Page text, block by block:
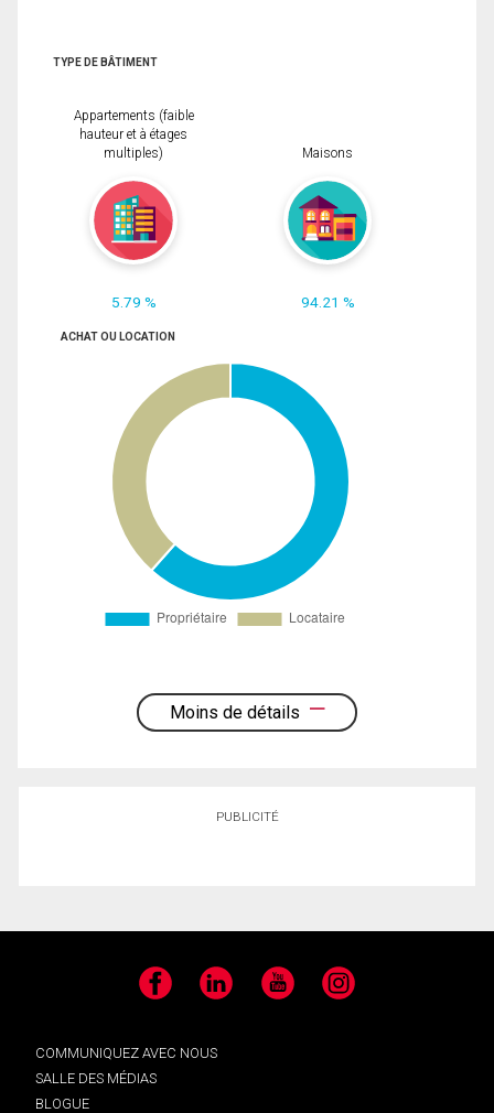
TYPE DE BÂTIMENT
Appartements (faible
hauteur et à étages
multiples)
5.79 %
Maisons
94.21 %
ACHAT OU LOCATION
Moins de détails
PUBLICITÉ
Facebook LinkedIn YouTube Instagram
COMMUNIQUEZ AVEC NOUS
SALLE DES MÉDIAS
BLOGUE